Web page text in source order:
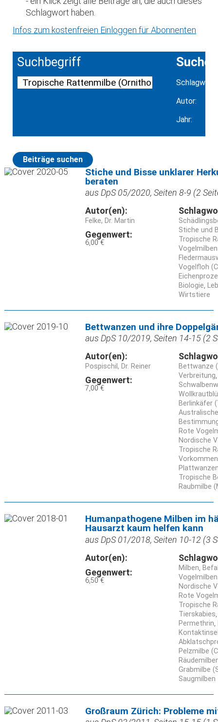
Schlagwort haben.
Infos zum kostenfreien Einloggen für Abonnenten
Suchbegriff Suche
Schlagwort:
Autor:
Jahr:
Beiträge suchen
Stiche und Bisse unklarer
beraten
aus DpS 05/2020, Seiten 8-9 (2
Autor(en):
Felke, Dr. Martin
Gegenwert:
6,00 €
Stiche und
Tropische
Vogelfloh
Biologie
Wirtstiere
Bettwanzen und ihre
aus DpS 10/2019, Seiten 14-15 (2
Autor(en):
Pospischil, Dr. Reiner
Gegenwert:
7,00 €
Bettwanze
Verbreitung
Berlinkäfer
Rote
Nordische
Tropische
Vorkommen
Tropische
Raubmilbe
Humanpathogene Milben im
Hausarzt kaum helfen kann
aus DpS 01/2018, Seiten 10-12 (3
Autor(en):
Gegenwert:
6,50 €
Milben
Nordische
Rote
Tropische
Tierskabies
Permethrin
Pelzmilbe
Grabmilbe
Saugmilben
Großraum Zürich: Probleme